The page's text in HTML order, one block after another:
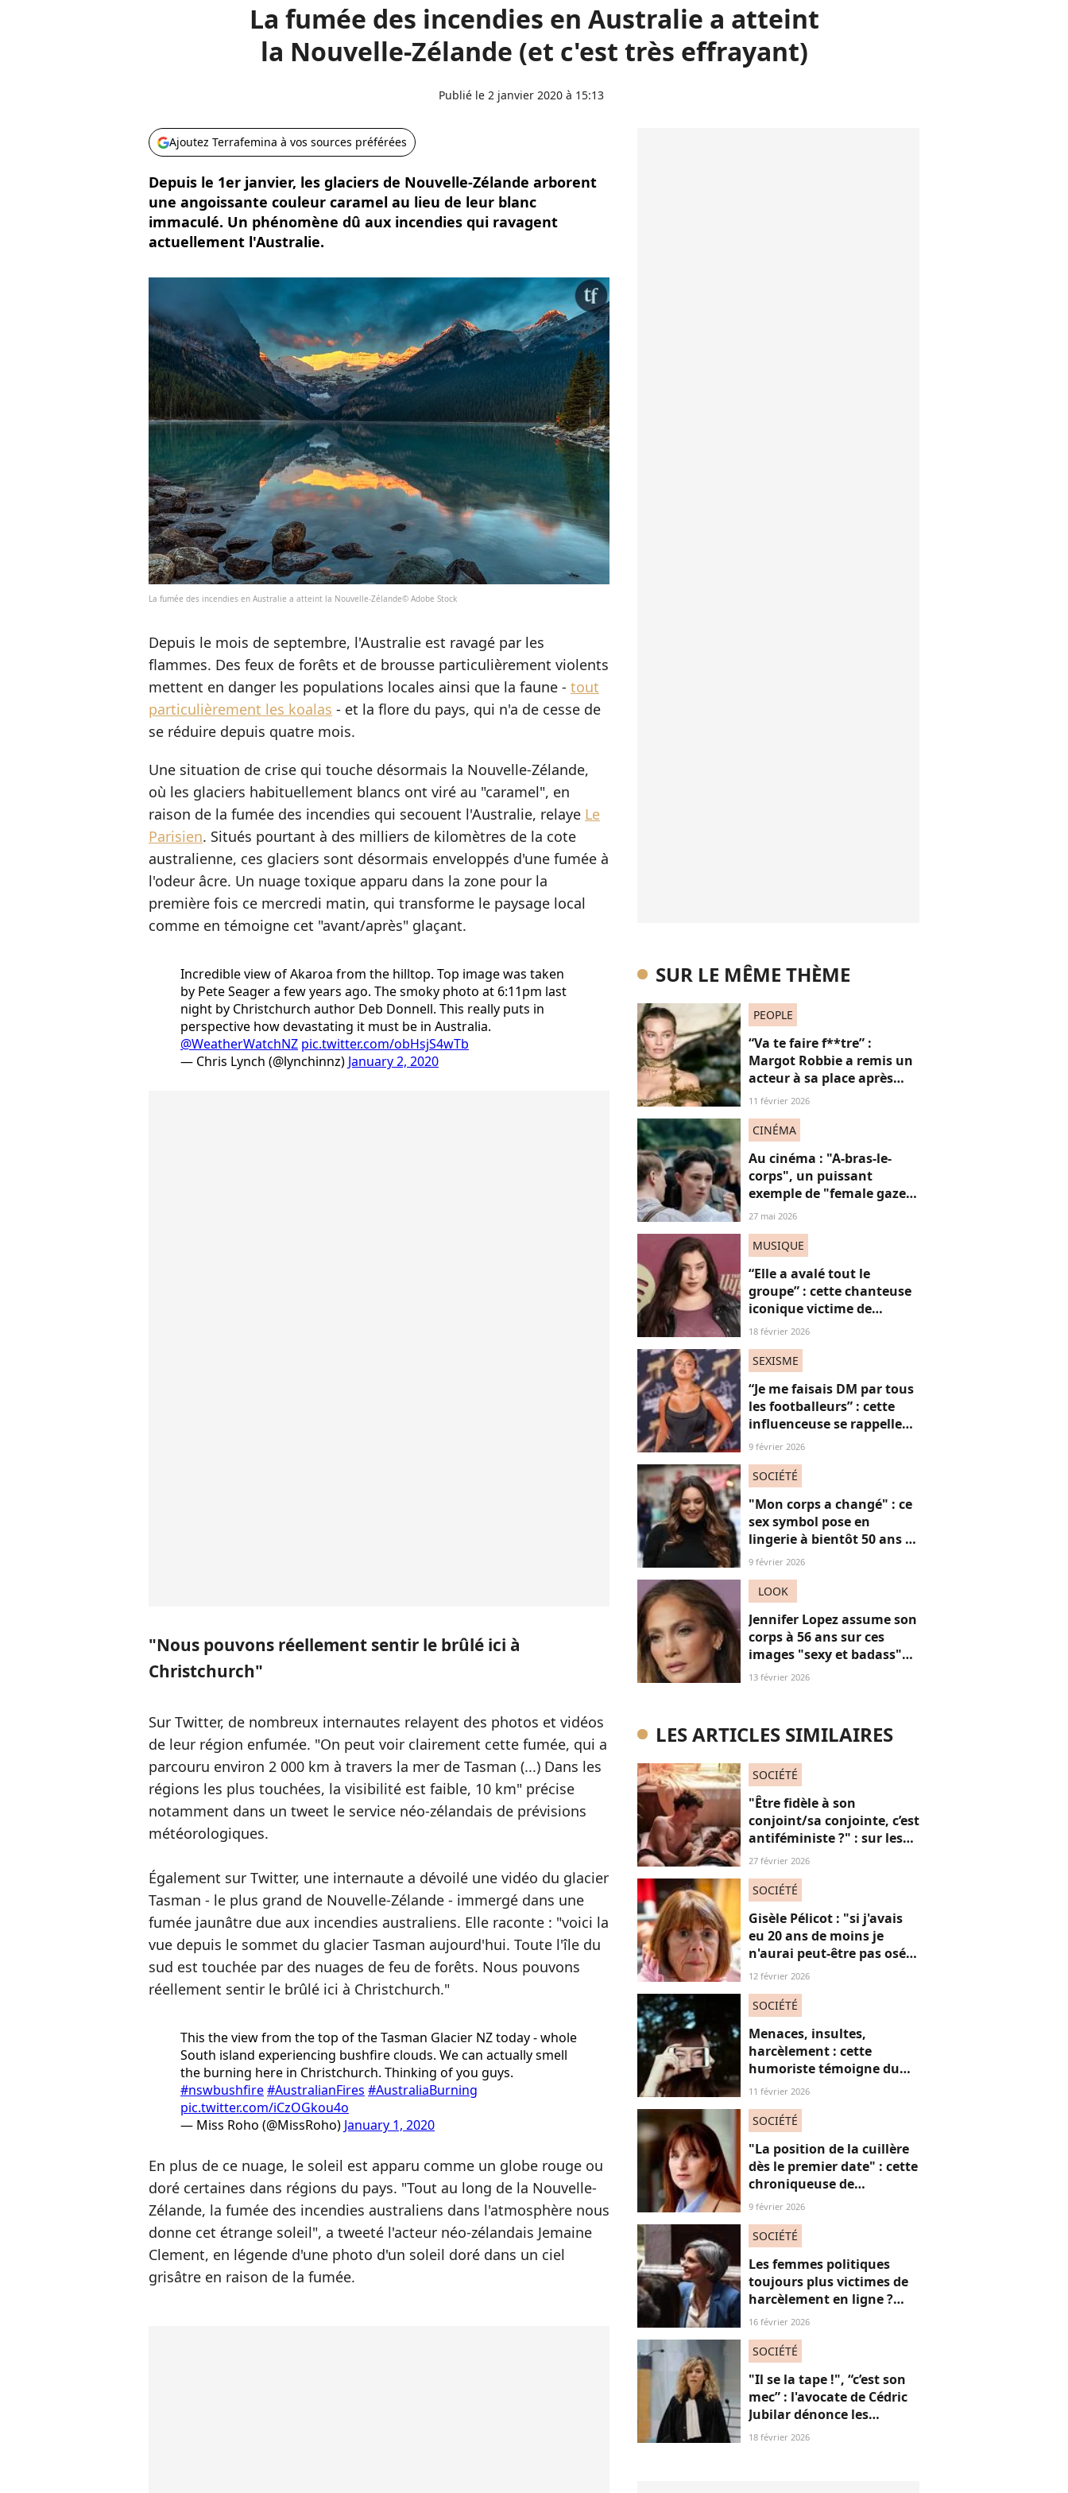
La fumée des incendies en Australie a atteint
la Nouvelle-Zélande (et c'est très effrayant)
Publié le 2 janvier 2020 à 15:13
Ajoutez Terrafemina à vos sources préférées
Depuis le 1er janvier, les glaciers de Nouvelle-Zélande arborent
une angoissante couleur caramel au lieu de leur blanc
immaculé. Un phénomène dû aux incendies qui ravagent
actuellement l'Australie.
La fumée des incendies en Australie a atteint la Nouvelle-Zélande© Adobe Stock
Depuis le mois de septembre, l'Australie est ravagé par les
flammes. Des feux de forêts et de brousse particulièrement violents
mettent en danger les populations locales ainsi que la faune - tout
particulièrement les koalas - et la flore du pays, qui n'a de cesse de
se réduire depuis quatre mois.
Une situation de crise qui touche désormais la Nouvelle-Zélande,
où les glaciers habituellement blancs ont viré au "caramel", en
raison de la fumée des incendies qui secouent l'Australie, relaye Le
Parisien. Situés pourtant à des milliers de kilomètres de la cote
australienne, ces glaciers sont désormais enveloppés d'une fumée à
l'odeur âcre. Un nuage toxique apparu dans la zone pour la
première fois ce mercredi matin, qui transforme le paysage local
comme en témoigne cet "avant/après" glaçant.
Incredible view of Akaroa from the hilltop. Top image was taken
by Pete Seager a few years ago. The smoky photo at 6:11pm last
night by Christchurch author Deb Donnell. This really puts in
perspective how devastating it must be in Australia.
@WeatherWatchNZ pic.twitter.com/obHsjS4wTb
— Chris Lynch (@lynchinnz) January 2, 2020
"Nous pouvons réellement sentir le brûlé ici à
Christchurch"
Sur Twitter, de nombreux internautes relayent des photos et vidéos
de leur région enfumée. "On peut voir clairement cette fumée, qui a
parcouru environ 2 000 km à travers la mer de Tasman (...) Dans les
régions les plus touchées, la visibilité est faible, 10 km" précise
notamment dans un tweet le service néo-zélandais de prévisions
météorologiques.
Également sur Twitter, une internaute a dévoilé une vidéo du glacier
Tasman - le plus grand de Nouvelle-Zélande - immergé dans une
fumée jaunâtre due aux incendies australiens. Elle raconte : "voici la
vue depuis le sommet du glacier Tasman aujourd'hui. Toute l'île du
sud est touchée par des nuages ​​de feu de forêts. Nous pouvons
réellement sentir le brûlé ici à Christchurch."
This the view from the top of the Tasman Glacier NZ today - whole
South island experiencing bushfire clouds. We can actually smell
the burning here in Christchurch. Thinking of you guys.
#nswbushfire#AustralianFires #AustraliaBurning
pic.twitter.com/iCzOGkou4o
— Miss Roho (@MissRoho) January 1, 2020
En plus de ce nuage, le soleil est apparu comme un globe rouge ou
doré certaines dans régions du pays. "Tout au long de la Nouvelle-
Zélande, la fumée des incendies australiens dans l'atmosphère nous
donne cet étrange soleil", a tweeté l'acteur néo-zélandais Jemaine
Clement, en légende d'une photo d'un soleil doré dans un ciel
grisâtre en raison de la fumée.
SUR LE MÊME THÈME
PEOPLE
“Va te faire f**tre” :
Margot Robbie a remis un
acteur à sa place après
qu’il lui a conseillé de
11 février 2026
CINÉMA
Au cinéma : "A-bras-le-
corps", un puissant
exemple de "female gaze"
à voir à tout prix
27 mai 2026
MUSIQUE
“Elle a avalé tout le
groupe” : cette chanteuse
iconique victime de
grossophobie suite à ces
18 février 2026
SEXISME
“Je me faisais DM par tous
les footballeurs” : cette
influenceuse se rappelle
l’hypersexualisation
14 ans
9 février 2026
SOCIÉTÉ
"Mon corps a changé" : ce
sex symbol pose en
lingerie à bientôt 50 ans et
défend ses courbes "body
9 février 2026
LOOK
Jennifer Lopez assume son
corps à 56 ans sur ces
images "sexy et badass"
mais ça ne plaît pas à tout
13 février 2026
LES ARTICLES SIMILAIRES
SOCIÉTÉ
"Être fidèle à son
conjoint/sa conjointe, c’est
antiféministe ?" : sur les
réseaux sociaux, cette
27 février 2026
SOCIÉTÉ
Gisèle Pélicot : "si j'avais
eu 20 ans de moins je
n'aurai peut-être pas osé
refuser le huis-clos"
12 février 2026
SOCIÉTÉ
Menaces, insultes,
harcèlement : cette
humoriste témoigne du
sort des femmes sur les
11 février 2026
SOCIÉTÉ
"La position de la cuillère
dès le premier date" : cette
chroniqueuse de
Quotidien s'amuse de
absolument jubilatoire
9 février 2026
SOCIÉTÉ
Les femmes politiques
toujours plus victimes de
harcèlement en ligne ?
Une étude interroge ce
16 février 2026
SOCIÉTÉ
"Il se la tape !", “c’est son
mec” : l'avocate de Cédric
Jubilar dénonce les
réflexions misogynes
18 février 2026